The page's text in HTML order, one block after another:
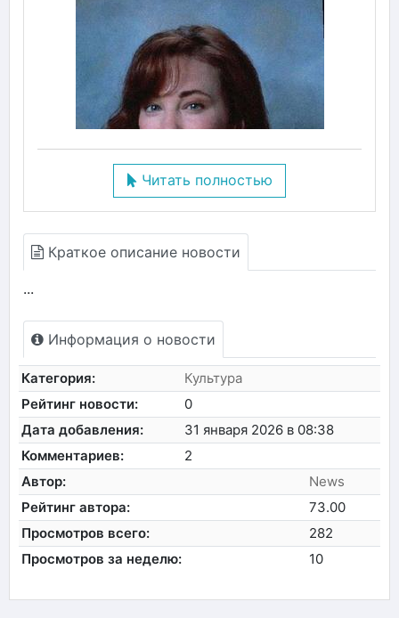
Читать полностью
Краткое описание новости
...
Информация о новости
Категория:
Культура
Рейтинг новости:
0
Дата добавления:
31 января 2026 в 08:38
Комментариев:
2
Автор:
News
Рейтинг автора:
73.00
Просмотров всего:
282
Просмотров за неделю:
10